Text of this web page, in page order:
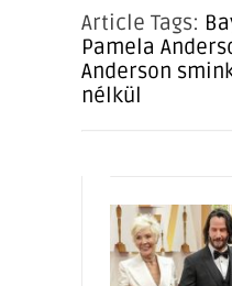
Article Tags:
Pamela
Anderson
nélkül